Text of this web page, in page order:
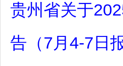
贵州省关于
告（7月4-7日